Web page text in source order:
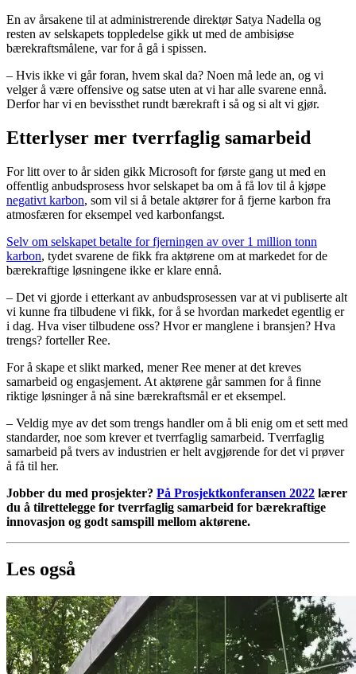
En av årsakene til at administrerende direktør Satya Nadella og
resten av selskapets toppledelse gikk ut med de ambisiøse
bærekraftsmålene, var for å gå i spissen.
– Hvis ikke vi går foran, hvem skal da? Noen må lede an, og vi
velger å være offensive og satse uten at vi har alle svarene ennå.
Derfor har vi en bevissthet rundt bærekraft i så og si alt vi gjør.
Etterlyser mer tverrfaglig samarbeid
For litt over to år siden gikk Microsoft for første gang ut med en
offentlig anbudsprosess hvor selskapet ba om å få lov til å kjøpe
negativt karbon, som vil si å betale aktører for å fjerne karbon fra
atmosfæren for eksempel ved karbonfangst.
Selv om selskapet betalte for fjerningen av over 1 million tonn
karbon, tydet svarene de fikk fra aktørene om at markedet for de
bærekraftige løsningene ikke er klare ennå.
– Det vi gjorde i etterkant av anbudsprosessen var at vi publiserte alt
vi kunne fra tilbudene vi fikk, for å se hvordan markedet egentlig er
i dag. Hva viser tilbudene oss? Hvor er manglene i bransjen? Hva
trengs? forteller Ree.
For å skape et slikt marked, mener Ree mener at det kreves
samarbeid og engasjement. At aktørene går sammen for å finne
riktige løsninger å nå sine bærekraftsmål er et eksempel.
– Veldig mye av det som trengs handler om å bli enig om et sett med
standarder, noe som krever et tverrfaglig samarbeid. Tverrfaglig
samarbeid på tvers av industrien er helt avgjørende for det vi prøver
å få til her.
Jobber du med prosjekter? På Prosjektkonferansen 2022 lærer
du å tilrettelegge for tverrfaglig samarbeid for bærekraftige
innovasjon og godt samspill mellom aktørene.
Les også